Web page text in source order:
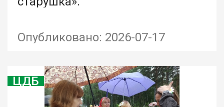
Опубликовано: 2026-07-17
ЦДБ